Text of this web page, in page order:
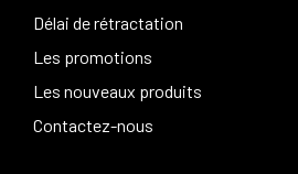
Délai de rétractation
Les promotions
Les nouveaux produits
Contactez-nous